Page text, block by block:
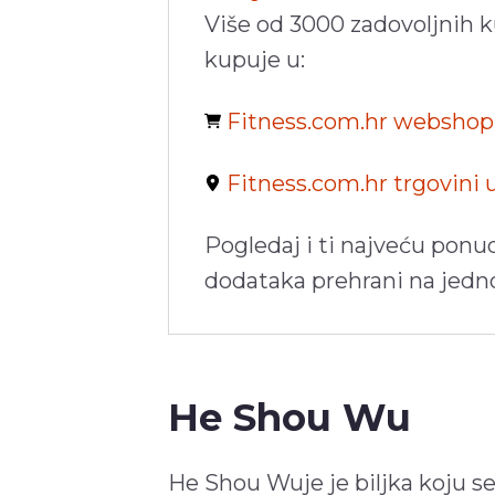
Više od 3000 zadovoljnih
kupuje u:
Fitness.com.hr
Fitness.com.hr trgovini
Pogledaj i ti najveću
dodataka prehrani na
He Shou Wu
He Shou Wuje je biljka koju